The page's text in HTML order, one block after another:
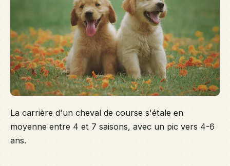
La carrière d'un cheval de course s'étale en
moyenne entre 4 et 7 saisons, avec un pic vers 4-6
ans.